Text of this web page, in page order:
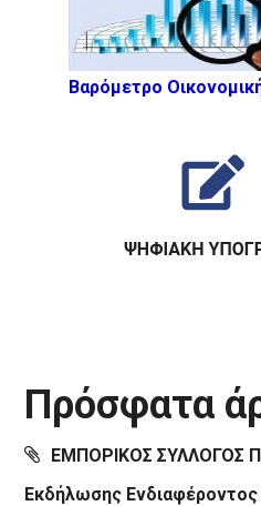
Βαρόμετρο
Πρόσφατα
ΕΜΠΟΡΙΚΟΣ ΣΥΛΛΟΓΟΣ
Εκδήλωσης